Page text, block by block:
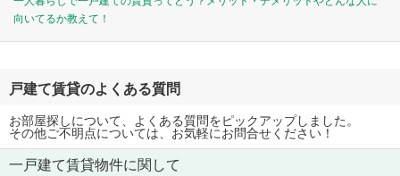
向いてるか教えて！
戸建て賃貸のよくある質問
お部屋探しについて、よくある質問をピックアップしました。
その他ご不明点については、お気軽にお問合せください！
一戸建て賃貸物件に関して